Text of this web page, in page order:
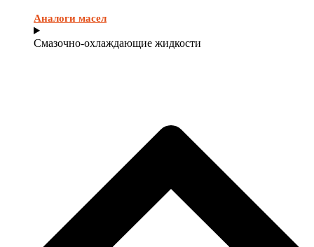
Аналоги масел
Смазочно-охлаждающие жидкости